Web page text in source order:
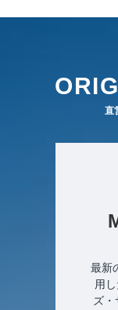
直
最新
用
ズ・